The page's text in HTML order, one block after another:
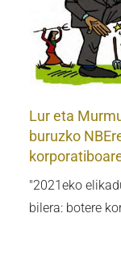
Lur eta
buruzko
"2021eko
bilera: botere